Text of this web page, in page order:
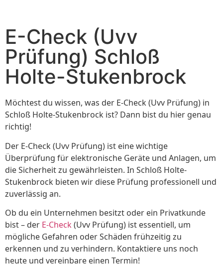
E-Check (Uvv
Prüfung) Schloß
Holte-Stukenbrock
Möchtest du wissen, was der E-Check (Uvv Prüfung) in
Schloß Holte-Stukenbrock ist? Dann bist du hier genau
richtig!
Der E-Check (Uvv Prüfung) ist eine wichtige
Überprüfung für elektronische Geräte und Anlagen, um
die Sicherheit zu gewährleisten. In Schloß Holte-
Stukenbrock bieten wir diese Prüfung professionell und
zuverlässig an.
Ob du ein Unternehmen besitzt oder ein Privatkunde
bist – der E-Check(Uvv Prüfung) ist essentiell, um
mögliche Gefahren oder Schäden frühzeitig zu
erkennen und zu verhindern. Kontaktiere uns noch
heute und vereinbare einen Termin!